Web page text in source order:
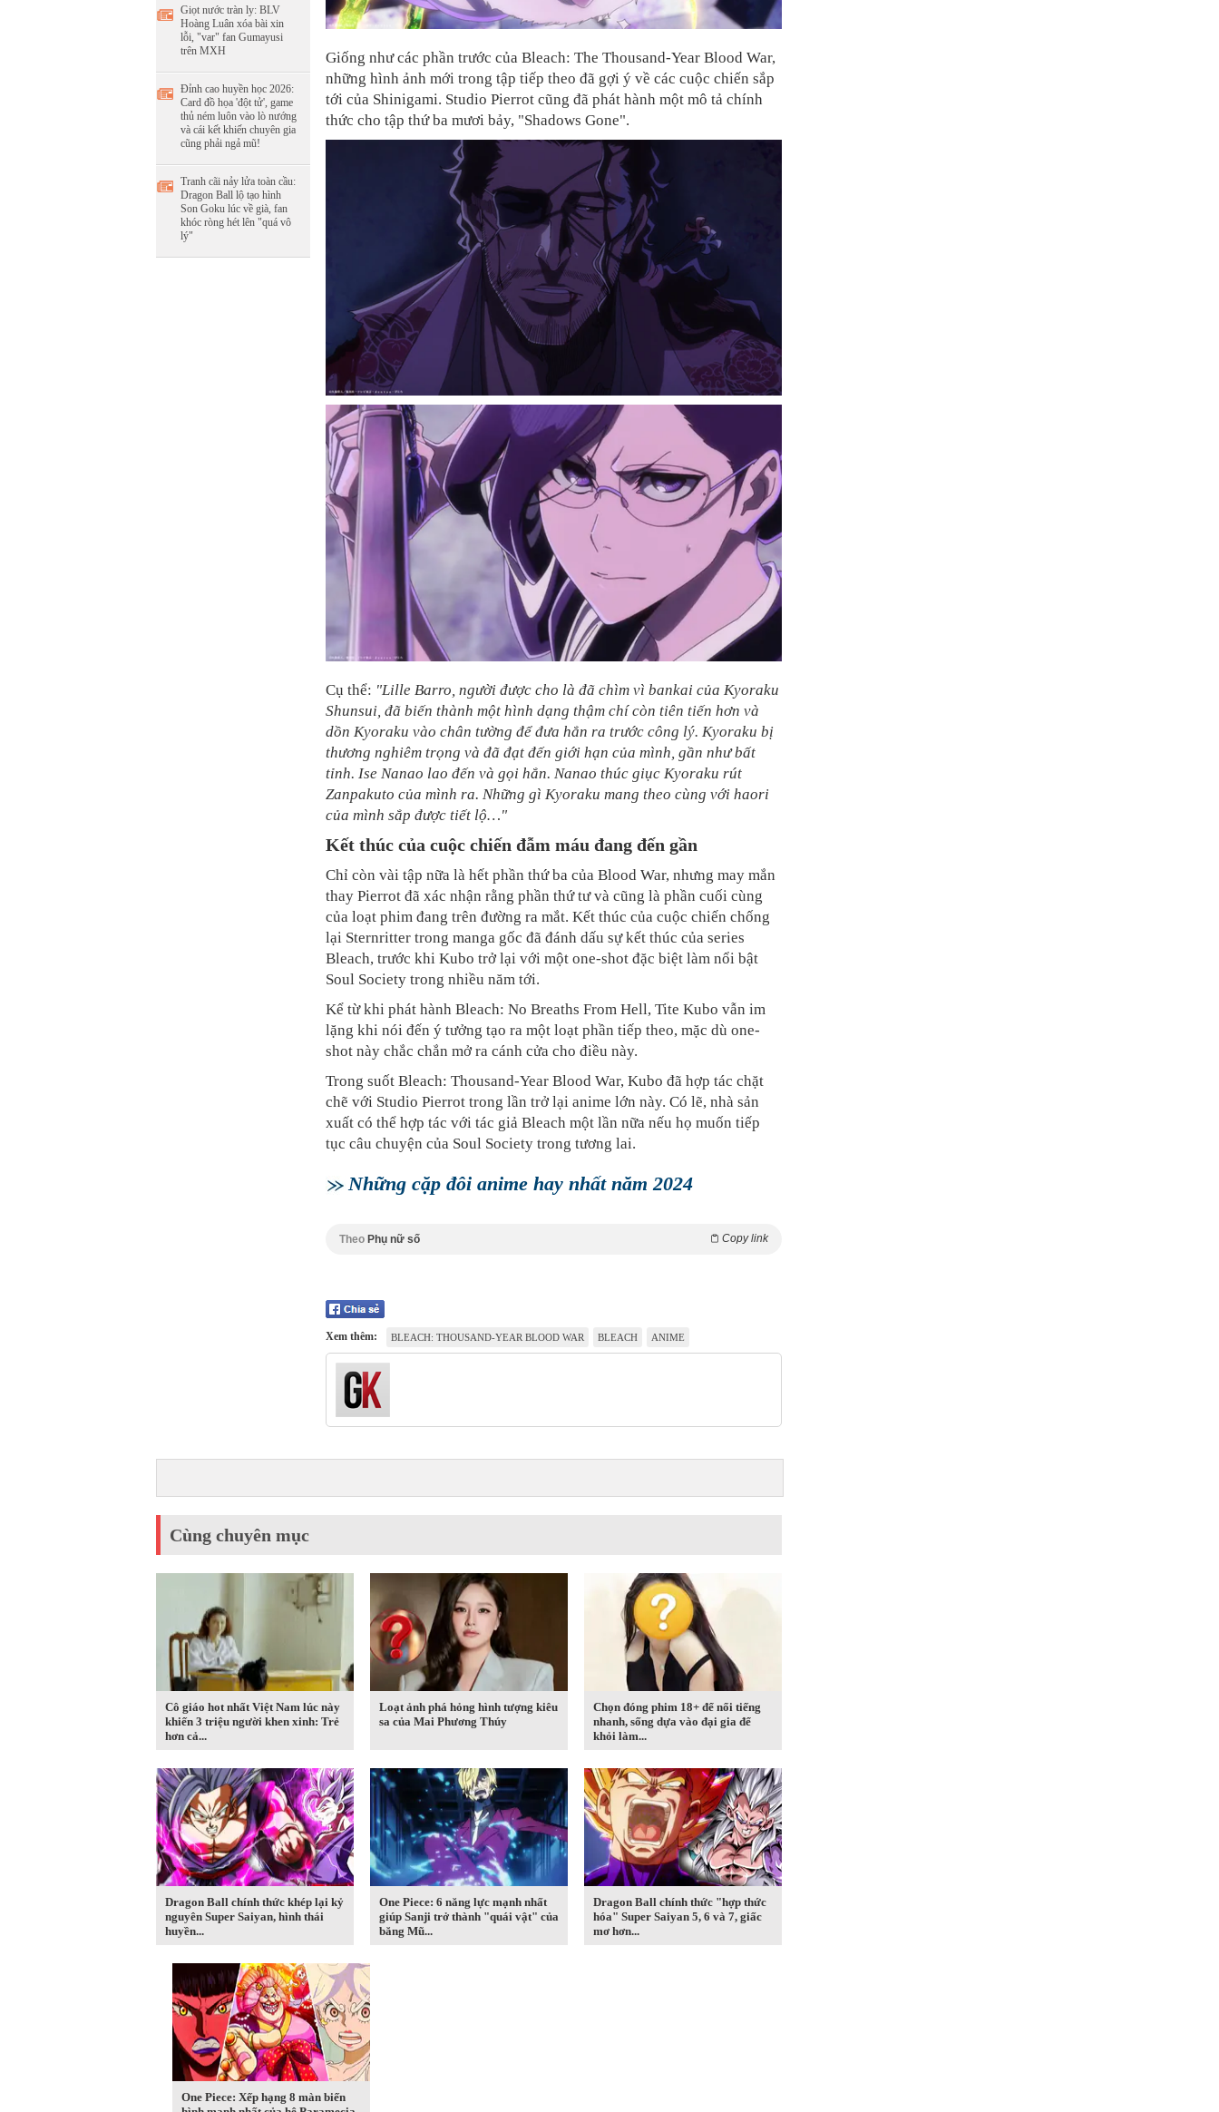
Giọt nước tràn ly: BLV
Hoàng Luân xóa bài xin
lỗi, "var" fan Gumayusi
trên MXH
Đỉnh cao huyền học 2026:
Card đồ họa 'đột tử', game
thủ ném luôn vào lò nướng
và cái kết khiến chuyên gia
cũng phải ngả mũ!
Tranh cãi nảy lửa toàn cầu:
Dragon Ball lộ tạo hình
Son Goku lúc về già, fan
khóc ròng hét lên "quá vô
lý"
Giống như các phần trước của Bleach: The Thousand-Year Blood War,
những hình ảnh mới trong tập tiếp theo đã gợi ý về các cuộc chiến sắp
tới của Shinigami. Studio Pierrot cũng đã phát hành một mô tả chính
thức cho tập thứ ba mươi bảy, "Shadows Gone".
Cụ thể: "Lille Barro, người được cho là đã chìm vì bankai của Kyoraku
Shunsui, đã biến thành một hình dạng thậm chí còn tiên tiến hơn và
dồn Kyoraku vào chân tường để đưa hắn ra trước công lý. Kyoraku bị
thương nghiêm trọng và đã đạt đến giới hạn của mình, gần như bất
tỉnh. Ise Nanao lao đến và gọi hắn. Nanao thúc giục Kyoraku rút
Zanpakuto của mình ra. Những gì Kyoraku mang theo cùng với haori
của mình sắp được tiết lộ…"
Kết thúc của cuộc chiến đẫm máu đang đến gần
Chỉ còn vài tập nữa là hết phần thứ ba của Blood War, nhưng may mắn
thay Pierrot đã xác nhận rằng phần thứ tư và cũng là phần cuối cùng
của loạt phim đang trên đường ra mắt. Kết thúc của cuộc chiến chống
lại Sternritter trong manga gốc đã đánh dấu sự kết thúc của series
Bleach, trước khi Kubo trở lại với một one-shot đặc biệt làm nổi bật
Soul Society trong nhiều năm tới.
Kể từ khi phát hành Bleach: No Breaths From Hell, Tite Kubo vẫn im
lặng khi nói đến ý tưởng tạo ra một loạt phần tiếp theo, mặc dù one-
shot này chắc chắn mở ra cánh cửa cho điều này.
Trong suốt Bleach: Thousand-Year Blood War, Kubo đã hợp tác chặt
chẽ với Studio Pierrot trong lần trở lại anime lớn này. Có lẽ, nhà sản
xuất có thể hợp tác với tác giả Bleach một lần nữa nếu họ muốn tiếp
tục câu chuyện của Soul Society trong tương lai.
Những cặp đôi anime hay nhất năm 2024
Theo Phụ nữ số Copy link
Xem thêm: BLEACH: THOUSAND-YEAR BLOOD WAR BLEACH ANIME
Cùng chuyên mục
Cô giáo hot nhất Việt Nam lúc này
khiến 3 triệu người khen xinh: Trẻ
hơn cả...
Loạt ảnh phá hỏng hình tượng kiêu
sa của Mai Phương Thúy
Chọn đóng phim 18+ để nổi tiếng
nhanh, sống dựa vào đại gia để
khỏi làm...
Dragon Ball chính thức khép lại kỷ
nguyên Super Saiyan, hình thái
huyền...
One Piece: 6 năng lực mạnh nhất
giúp Sanji trở thành "quái vật" của
băng Mũ...
Dragon Ball chính thức "hợp thức
hóa" Super Saiyan 5, 6 và 7, giấc
mơ hơn...
One Piece: Xếp hạng 8 màn biến